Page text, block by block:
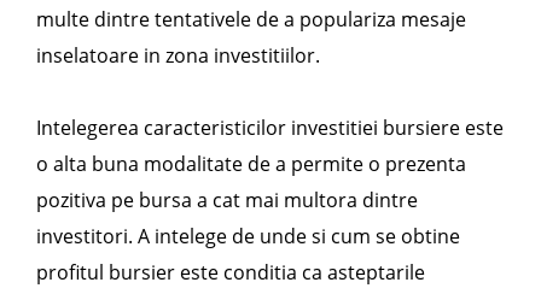
multe dintre tentativele de a populariza mesaje
inselatoare in zona investitiilor.
Intelegerea caracteristicilor investitiei bursiere este
o alta buna modalitate de a permite o prezenta
pozitiva pe bursa a cat mai multora dintre
investitori. A intelege de unde si cum se obtine
profitul bursier este conditia ca asteptarile